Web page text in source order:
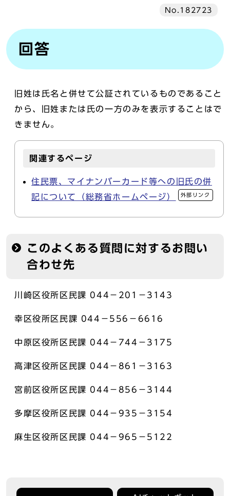
No.182723
回答
旧姓は氏名と併せて公証されているものであること
から、旧姓または氏の一方のみを表示することはで
きません。
関連するページ
住民票、マイナンバーカード等への旧氏の併
記について（総務省ホームページ）
外部リンク
このよくある質問に対するお問い
合わせ先
川崎区役所区民課 044－201－3143
幸区役所区民課 044－556－6616
中原区役所区民課 044－744－3175
高津区役所区民課 044－861－3163
宮前区役所区民課 044－856－3144
多摩区役所区民課 044－935－3154
麻生区役所区民課 044－965－5122